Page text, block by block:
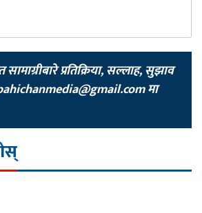
सामाग्रीबारे प्रतिक्रिया, सल्लाह, सुझाव
मा